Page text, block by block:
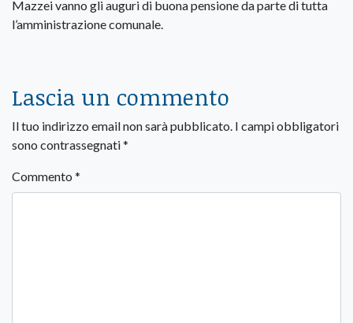
Mazzei vanno gli auguri di buona pensione da parte di tutta
l’amministrazione comunale.
Lascia un commento
Il tuo indirizzo email non sarà pubblicato. I campi obbligatori
sono contrassegnati*
Commento *